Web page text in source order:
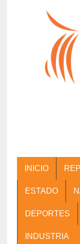
INICIO
ESTADO
DEPORTES
INDUSTRIA